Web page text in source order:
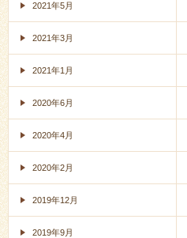
2021年5月
2021年3月
2021年1月
2020年6月
2020年4月
2020年2月
2019年12月
2019年9月